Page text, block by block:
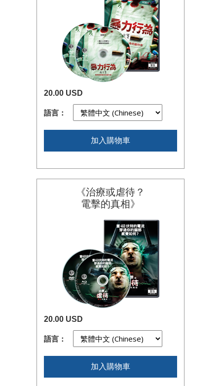
20.00 USD
語言：
加入購物車
《治療或虐待？
電擊的真相》
20.00 USD
語言：
加入購物車